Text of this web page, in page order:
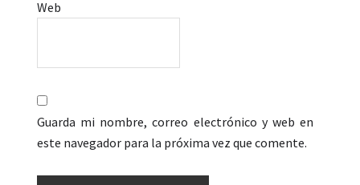
Web
Guarda mi nombre, correo electrónico y web en
este navegador para la próxima vez que comente.